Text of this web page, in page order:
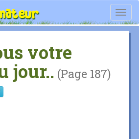
votre
jour.. (Page 187)